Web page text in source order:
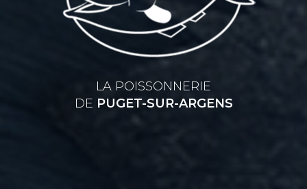
LA POISSONNERIE
DE PUGET-SUR-ARGENS